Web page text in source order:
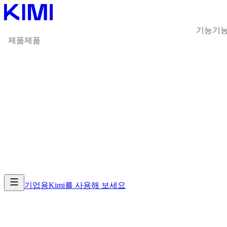
제품제품
기능기
기업용Kimi를 사용해 보세요